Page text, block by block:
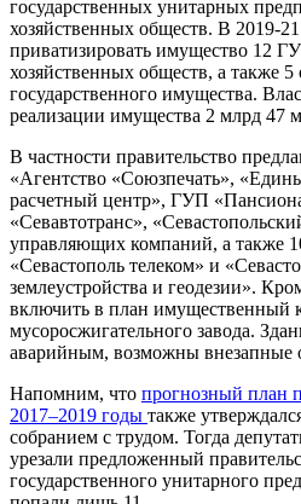
государственных унитарных
хозяйственных обществ. В 2019-
приватизировать имущество 12
хозяйственных обществ, а также 5
государственного имущества.
реализации имущества 2 млрд 47
В частности правительство
«Агентство «Союзпечать»,
расчетный центр», ГУП
«Севавтотранс»,
управляющих компаний, а также
«Севастополь телеком» и
землеустройства и геодезии».
включить в план имущественный
мусоросжигательного завода.
аварийным, возможны внезапные
Напомним, что прогнозный план
2017–2019 годы также
собранием с трудом. Тогда
урезали предложенный
государственного унитарного